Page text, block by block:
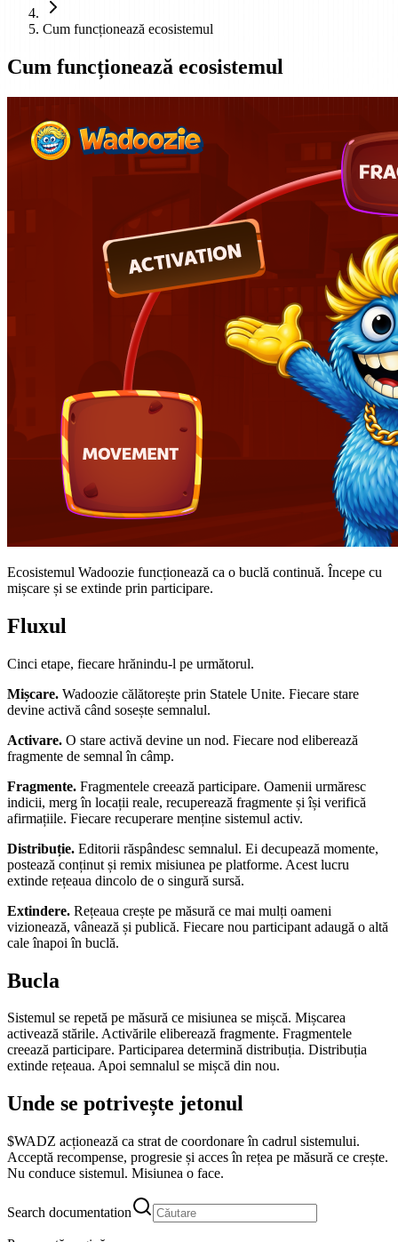
Cum funcționează ecosistemul
Cum funcționează ecosistemul
Ecosistemul Wadoozie funcționează ca o buclă continuă. Începe cu
mișcare și se extinde prin participare.
Fluxul
Cinci etape, fiecare hrănindu-l pe următorul.
Mișcare. Wadoozie călătorește prin Statele Unite. Fiecare stare
devine activă când sosește semnalul.
Activare. O stare activă devine un nod. Fiecare nod eliberează
fragmente de semnal în câmp.
Fragmente. Fragmentele creează participare. Oamenii urmăresc
indicii, merg în locații reale, recuperează fragmente și își verifică
afirmațiile. Fiecare recuperare menține sistemul activ.
Distribuție. Editorii răspândesc semnalul. Ei decupează momente,
postează conținut și remix misiunea pe platforme. Acest lucru
extinde rețeaua dincolo de o singură sursă.
Extindere. Rețeaua crește pe măsură ce mai mulți oameni
vizionează, vânează și publică. Fiecare nou participant adaugă o altă
cale înapoi în buclă.
Bucla
Sistemul se repetă pe măsură ce misiunea se mișcă. Mișcarea
activează stările. Activările eliberează fragmente. Fragmentele
creează participare. Participarea determină distribuția. Distribuția
extinde rețeaua. Apoi semnalul se mișcă din nou.
Unde se potrivește jetonul
$WADZ acționează ca strat de coordonare în cadrul sistemului.
Acceptă recompense, progresie și acces în rețea pe măsură ce crește.
Nu conduce sistemul. Misiunea o face.
Search documentation